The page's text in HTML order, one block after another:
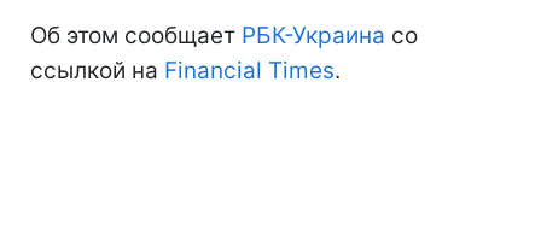
Об этом сообщает РБК-Украина со
ссылкой на Financial Times.